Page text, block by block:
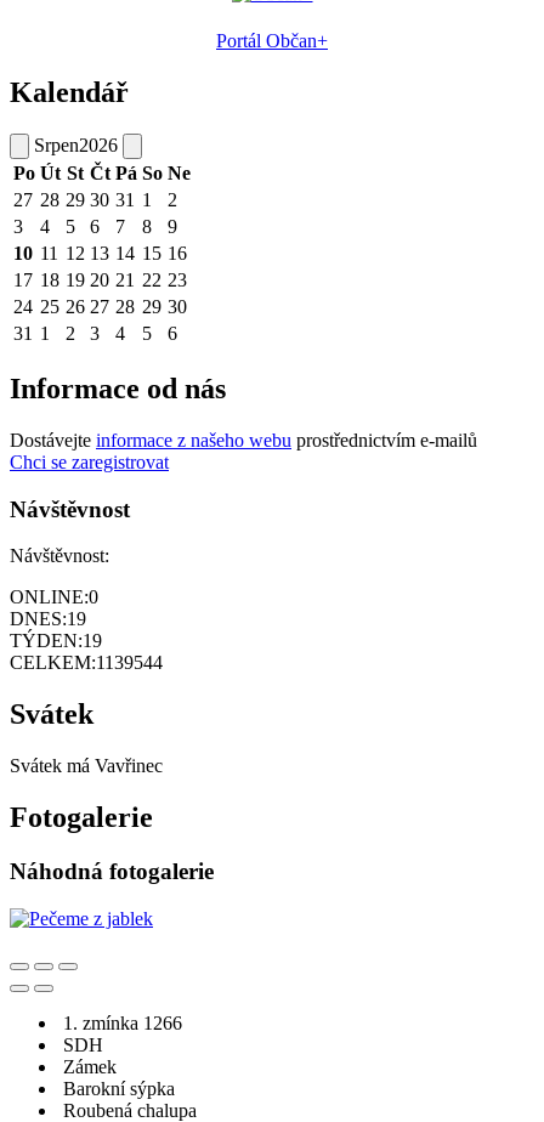
Portál Občan+
Kalendář
Srpen2026
Po Út St Čt Pá So Ne
27 28 29 30 31 1
2
3
4 5 6 7 8
9
10 11 12 13 14 15 16
17 18 19 20 21 22 23
24 25 26 27 28 29 30
31 1 2 3 4 5 6
Informace od nás
Dostávejte informace z našeho webu prostřednictvím e-mailů
Chci se zaregistrovat
Návštěvnost
Návštěvnost:
ONLINE:0
DNES:19
TÝDEN:19
CELKEM:1139544
Svátek
Svátek má Vavřinec
Fotogalerie
Náhodná fotogalerie
1. zmínka 1266
SDH
Zámek
Barokní sýpka
Roubená chalupa